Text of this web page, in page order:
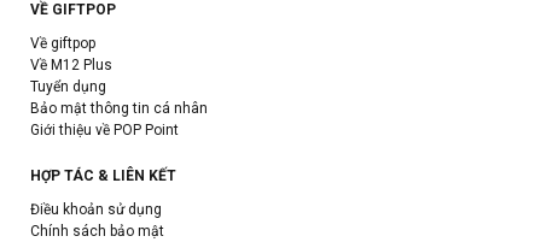
VỀ GIFTPOP
Về giftpop
Về M12 Plus
Tuyển dụng
Bảo mật thông tin cá nhân
Giới thiệu về POP Point
HỢP TÁC & LIÊN KẾT
Điều khoản sử dụng
Chính sách bảo mật